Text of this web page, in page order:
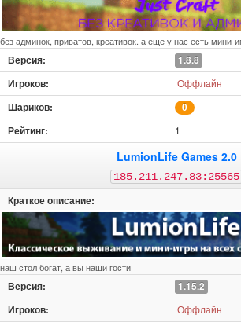
без админок, приватов, креативок. а еще у нас есть мини-
1.8.8
Оффлайн
0
1
LumionLife Games 2.0
185.211.247.83:25565
наш стол богат, а вы наши гости
1.15.2
Оффлайн